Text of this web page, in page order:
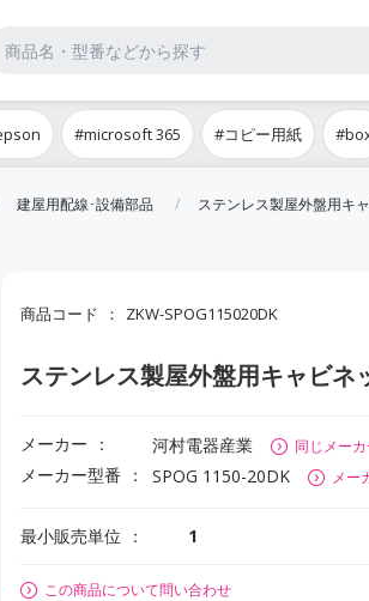
#microsoft 365 #コピー用紙
建屋用配線･設備部品 ステンレス製屋外盤用キ
商品コード ZKW-SPOG115020DK
ステンレス製屋外盤用キャビネ
メーカー 河村電器産業 同じメー
メーカー型番 SPOG 1150-20DK メー
最小販売単位 1
この商品について問い合わせ